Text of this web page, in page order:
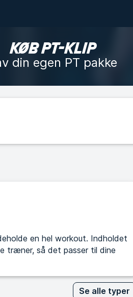
KØB PT-KLIP
din egen PT pakke
en hel workout. Indholdet
træner, så det passer til dine
Se alle typer